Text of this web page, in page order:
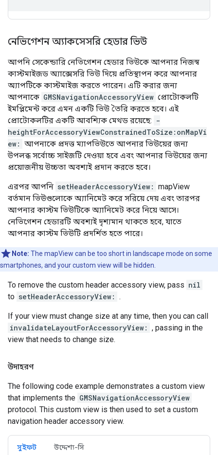
নেভিগেশন অ্যাকসেসরি হেডার ভিউ
আপনি সেকেন্ডারি নেভিগেশন হেডার ভিউকে আপনার নিজস্ব
কাস্টমাইজড অ্যাক্সেসরি ভিউ দিয়ে প্রতিস্থাপন করে আপনার
অ্যাপটিকে কাস্টমাইজ করতে পারেন। এটি করার জন্য
আপনাকে GMSNavigationAccessoryView প্রোটোকলটি
ইমপ্লিমেন্ট করে এমন একটি ভিউ তৈরি করতে হবে। এই
প্রোটোকলটির একটি আবশ্যিক মেথড রয়েছে: -
heightForAccessoryViewConstrainedToSize:onMapVi
ew: আপনাকে প্রদত্ত ম্যাপভিউতে আপনার ভিউয়ের জন্য
উপলব্ধ সর্বোচ্চ সাইজটি দেওয়া হবে এবং আপনার ভিউয়ের জন্য
প্রয়োজনীয় উচ্চতা অবশ্যই প্রদান করতে হবে।
এরপর আপনি setHeaderAccessoryView: mapView
বর্তমান ভিউগুলোকে অ্যানিমেট করে সরিয়ে দেয় এবং তারপর
আপনার কাস্টম ভিউটিকে অ্যানিমেট করে নিয়ে আসে।
নেভিগেশন হেডারটি অবশ্যই দৃশ্যমান থাকতে হবে, যাতে
আপনার কাস্টম ভিউটি প্রদর্শিত হতে পারে।
Note: The mapView can be too short in landscape mode on some
smartphones, and your custom view will be hidden.
To remove the custom header accessory view, pass nil
to setHeaderAccessoryView: .
If your view must change size at any time, then you can call
invalidateLayoutForAccessoryView: , passing in the
view that needs to change size.
উদাহরণ
The following code example demonstrates a custom view
that implements the GMSNavigationAccessoryView
protocol. This custom view is then used to set a custom
navigation header accessory view.
সুইফট উদ্দেশ্য-সি